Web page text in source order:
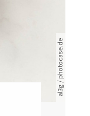
Rote leere Sitzreihen
al3g / photocase.de